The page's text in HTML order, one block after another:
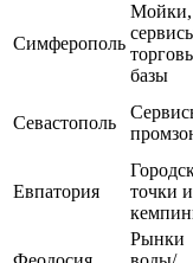
Симферополь
Мойки,
базы
Севастополь
Евпатория
точки и
Рынки